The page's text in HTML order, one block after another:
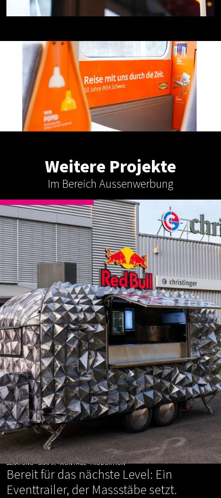
Weitere Projekte
Im Bereich Aussenwerbung
BERATUNG • GRAFIK • MONTAGE • PRODUKTION
Bereit für das nächste Level: Ein
Eventtrailer, der Massstäbe setzt.